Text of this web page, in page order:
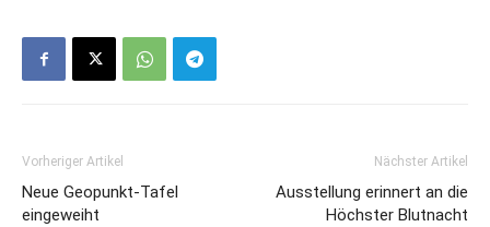
Vorheriger Artikel
Neue Geopunkt-Tafel
eingeweiht
Nächster Artikel
Ausstellung erinnert an die
Höchster Blutnacht